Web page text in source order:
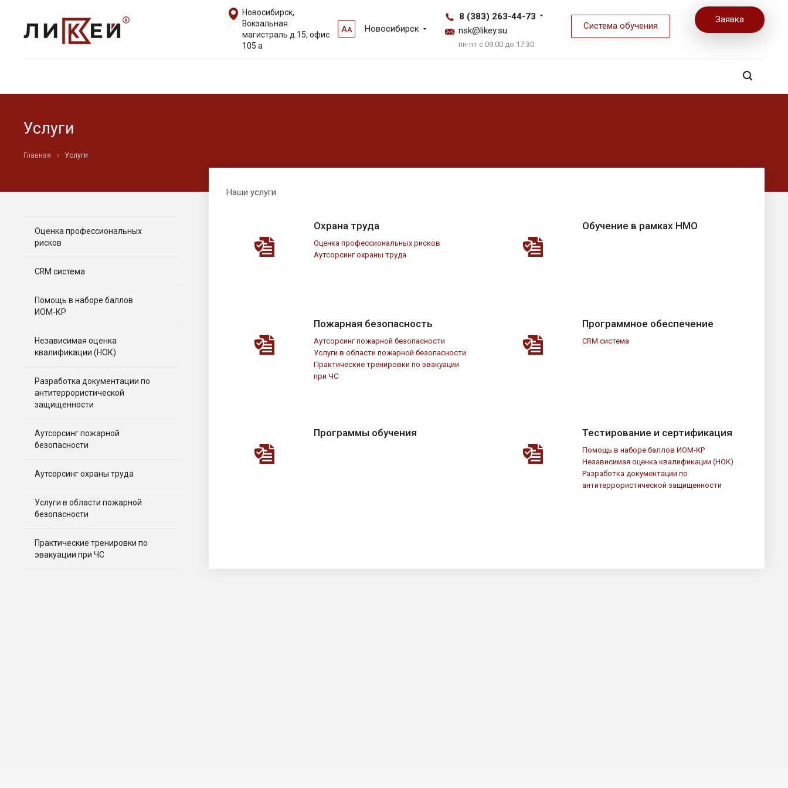
АА Новосибирск
8 (383) 263-44-73
nsk@likey.su
пн-пт с 09:00 до 17:30
Система обучения
Заявка
Новосибирск,
Вокзальная
магистраль д.15, офис
105 а
Услуги
Главная Услуги
Наши услуги
Охрана труда
Оценка профессиональных рисков
Аутсорсинг охраны труда
Обучение в рамках НМО
Пожарная безопасность
Аутсорсинг пожарной безопасности
Услуги в области пожарной безопасности
Практические тренировки по эвакуации
при ЧС
Программное обеспечение
CRM система
Программы обучения Тестирование и сертификация
Помощь в наборе баллов ИОМ-КР
Независимая оценка квалификации (НОК)
Разработка документации по
антитеррористической защищенности
Оценка профессиональных
рисков
CRM система
Помощь в наборе баллов
ИОМ-КР
Независимая оценка
квалификации (НОК)
Разработка документации по
антитеррористической
защищенности
Аутсорсинг пожарной
безопасности
Аутсорсинг охраны труда
Услуги в области пожарной
безопасности
Практические тренировки по
эвакуации при ЧС